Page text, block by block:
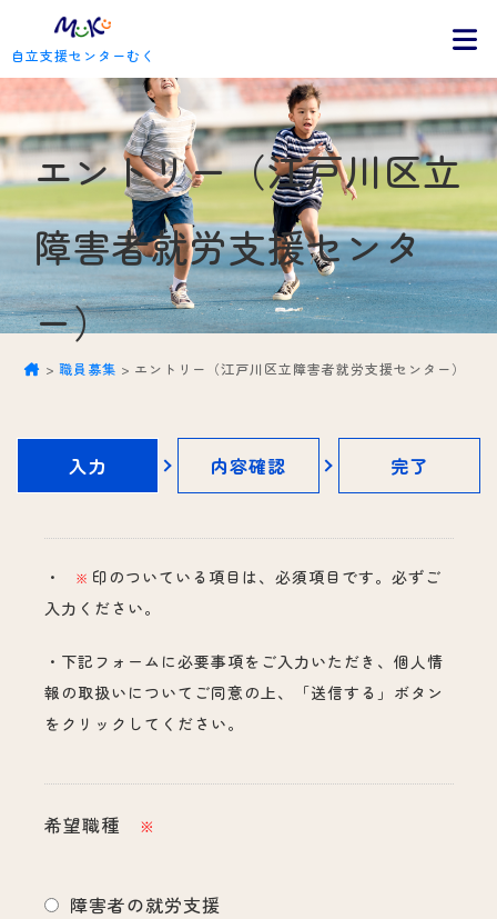
自立支援センターむく
エントリー（江戸川区立
障害者就労支援センタ
ー）
>職員募集 > エントリー（江戸川区立障害者就労支援センター）
入力 内容確認 完了
・ ※ 印のついている項目は、必須項目です。必ずご
入力ください。
・下記フォームに必要事項をご入力いただき、個人情
報の取扱いについてご同意の上、「送信する」ボタン
をクリックしてください。
希望職種 ※
障害者の就労支援